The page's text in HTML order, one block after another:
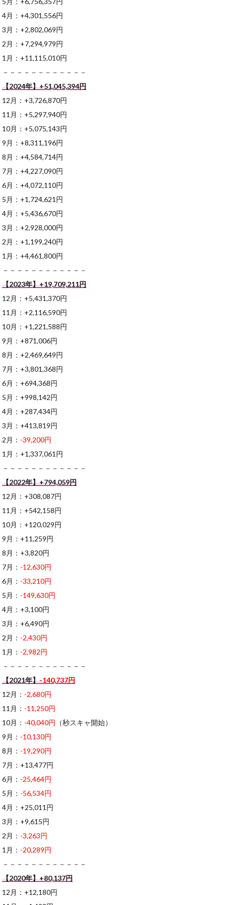
4月：+4,301,556円
3月：+2,802,069円
2月：+7,294,979円
1月：+11,115,010円
－－－－－－－－－－－－
【2024年】+51,045,394円
12月：+3,726,870円
11月：+5,297,940円
10月：+5,075,143円
9月：+8,311,196円
8月：+4,584,714円
7月：+4,227,090円
6月：+4,072,110円
5月：+1,724,621円
4月：+5,436,670円
3月：+2,928,000円
2月：+1,199,240円
1月：+4,461,800円
－－－－－－－－－－－－
【2023年】+19,709,211円
12月：+5,431,370円
11月：+2,116,590円
10月：+1,221,588円
9月：+871,006円
8月：+2,469,649円
7月：+3,801,368円
6月：+694,368円
5月：+998,142円
4月：+287,434円
3月：+413,819円
2月： -39,200円
1月：+1,337,061円
－－－－－－－－－－－－
【2022年】+794,059円
12月：+308,087円
11月：+542,158円
10月：+120,029円
9月：+11,259円
8月：+3,820円
7月： -12,630円
6月： -33,210円
5月： -149,630円
4月：+3,100円
3月：+6,490円
2月： -2,430円
1月： -2,982円
－－－－－－－－－－－－
【2021年】-140,737円
12月： -2,680円
11月： -11,250円
10月： -40,040円 （秒スキャ開始）
9月： -10,130円
8月： -19,290円
7月：+13,477円
6月： -25,464円
5月： -56,534円
4月：+25,011円
3月：+9,615円
2月： -3,263円
1月： -20,289円
－－－－－－－－－－－－
【2020年】+80,137円
12月：+12,180円